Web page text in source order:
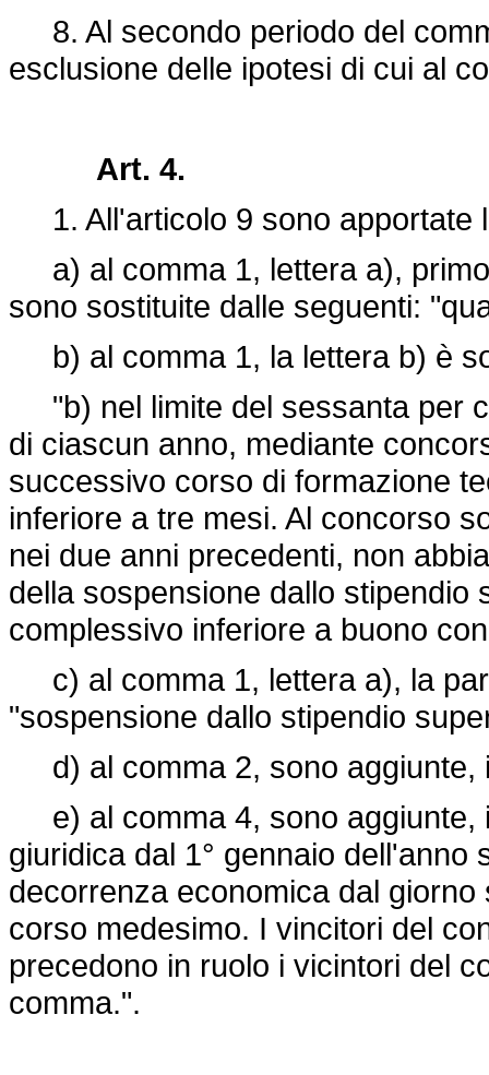
8. Al secondo periodo del
esclusione delle ipotesi di cui al
Art. 4.
1. All'articolo 9 sono apportate
a) al comma 1, lettera a),
sono sostituite dalle seguenti:
b) al comma 1, la lettera b) è
"b) nel limite del sessanta per
di ciascun anno, mediante
successivo corso di formazione
inferiore a tre mesi. Al concorso
nei due anni precedenti, non
della sospensione dallo stipendio
complessivo inferiore a buono
c) al comma 1, lettera a), la
"sospensione dallo stipendio
d) al comma 2, sono aggiunte,
e) al comma 4, sono aggiunte,
giuridica dal 1° gennaio
decorrenza economica dal
corso medesimo. I vincitori del
precedono in ruolo i vicintori del
comma.".